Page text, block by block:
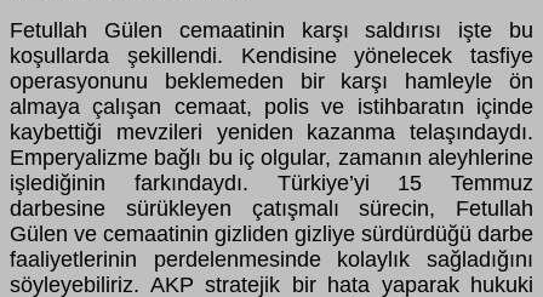
Fetullah Gülen cemaatinin karşı saldırısı işte bu
koşullarda şekillendi. Kendisine yönelecek tasfiye
operasyonunu beklemeden bir karşı hamleyle ön
almaya çalışan cemaat, polis ve istihbaratın içinde
kaybettiği mevzileri yeniden kazanma telaşındaydı.
Emperyalizme bağlı bu iç olgular, zamanın aleyhlerine
işlediğinin farkındaydı. Türkiye’yi 15 Temmuz
darbesine sürükleyen çatışmalı sürecin, Fetullah
Gülen ve cemaatinin gizliden gizliye sürdürdüğü darbe
faaliyetlerinin perdelenmesinde kolaylık sağladığını
söyleyebiliriz. AKP stratejik bir hata yaparak hukuki